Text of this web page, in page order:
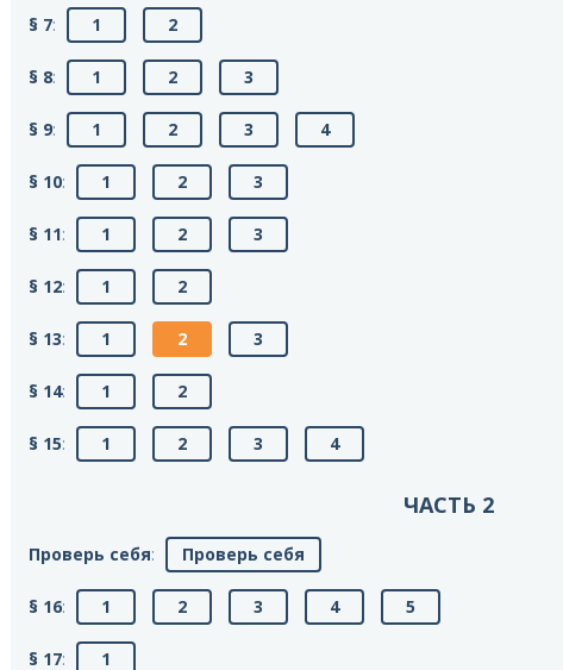
§ 7: 1 2
§ 8: 1 2 3
§ 9: 1 2 3 4
§ 10: 1 2 3
§ 11: 1 2 3
§ 12: 1 2
§ 13: 1 2 3
§ 14: 1 2
§ 15: 1 2 3 4
ЧАСТЬ 2
Проверь себя: Проверь себя
§ 16: 1 2 3 4 5
§ 17: 1